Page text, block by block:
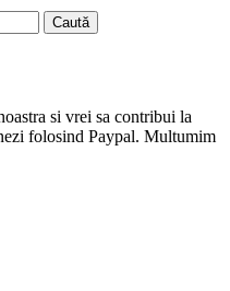
si vrei sa contribui la
folosind Paypal. Multumim